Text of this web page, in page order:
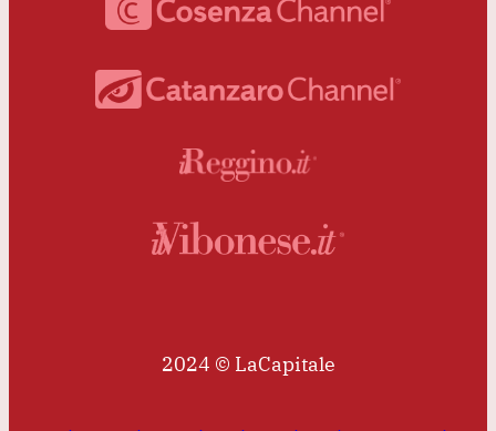
2024 © LaCapitale